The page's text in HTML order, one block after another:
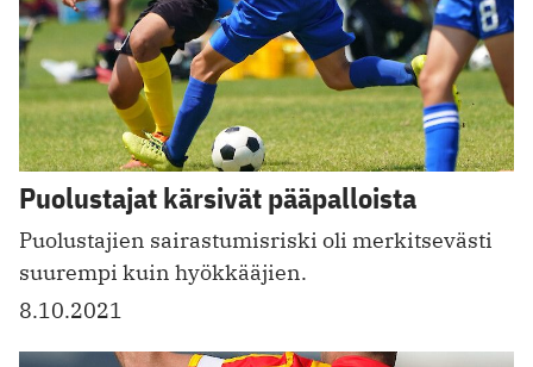
Puolustajat kärsivät pääpalloista
Puolustajien sairastumisriski oli merkitsevästi
suurempi kuin hyökkääjien.
8.10.2021